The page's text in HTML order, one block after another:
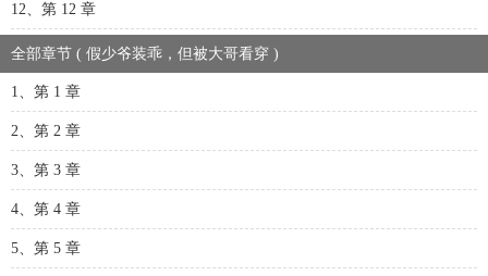
12、第 12 章
全部章节 ( 假少爷装乖，但被大哥看穿 )
1、第 1 章
2、第 2 章
3、第 3 章
4、第 4 章
5、第 5 章